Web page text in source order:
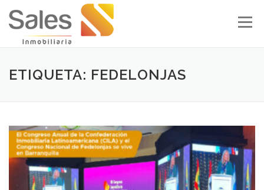
Menu
ETIQUETA: FEDELONJAS